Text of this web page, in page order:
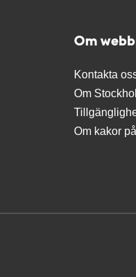
Om
Kontakta
Om
Om kakor